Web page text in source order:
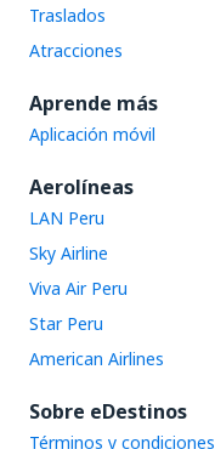
Traslados
Atracciones
Aprende más
Aplicación móvil
Aerolíneas
LAN Peru
Sky Airline
Viva Air Peru
Star Peru
American Airlines
Sobre eDestinos
Términos y condiciones